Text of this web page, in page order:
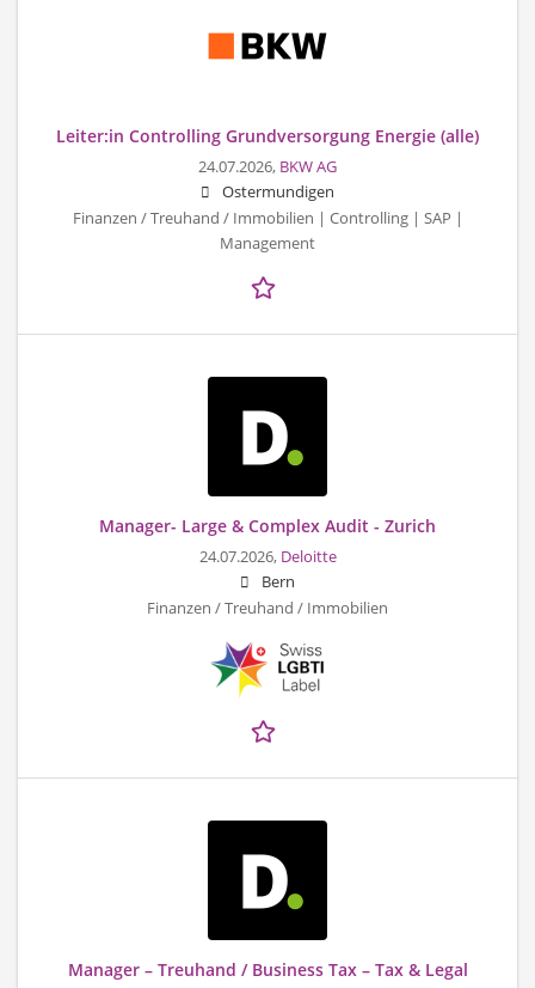
Leiter:in Controlling Grundversorgung Energie (alle)
24.07.2026, BKW AG
Ostermundigen
Finanzen / Treuhand / Immobilien | Controlling | SAP |
Management
Manager- Large & Complex Audit - Zurich
24.07.2026, Deloitte
Bern
Finanzen / Treuhand / Immobilien
Manager – Treuhand / Business Tax – Tax & Legal